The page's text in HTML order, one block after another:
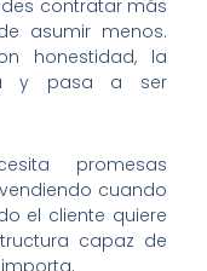
contratar más
asumir menos.
honestidad, la
y pasa a ser
promesas
cuando
el cliente quiere
capaz de